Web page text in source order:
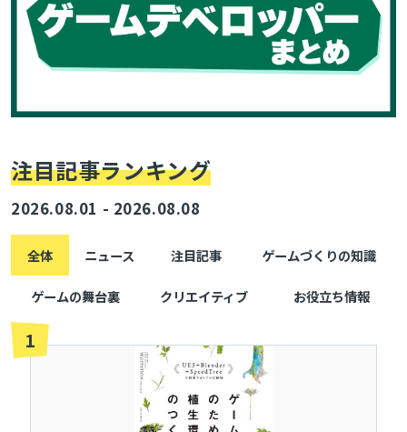
注目記事ランキング
2026.08.01 - 2026.08.08
全体 ニュース 注目記事 ゲームづくりの知識
ゲームの舞台裏 クリエイティブ お役立ち情報
1